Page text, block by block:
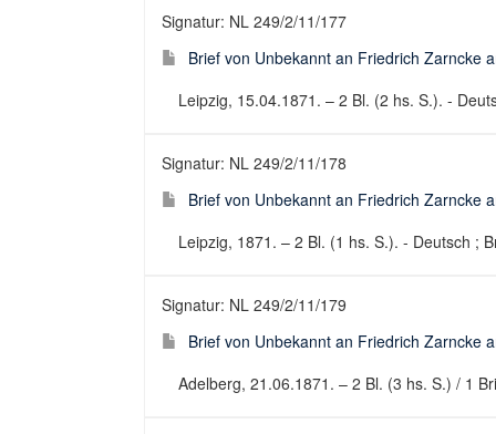
Signatur: NL 249/2/11/177
Brief von Unbekannt an Friedrich Zarncke
Leipzig, 15.04.1871. – 2 Bl. (2 hs. S.). -
Signatur: NL 249/2/11/178
Brief von Unbekannt an Friedrich Zarncke
Leipzig, 1871. – 2 Bl. (1 hs. S.). - Deutsch ;
Signatur: NL 249/2/11/179
Brief von Unbekannt an Friedrich Zarncke
Adelberg, 21.06.1871. – 2 Bl. (3 hs. S.) / 1